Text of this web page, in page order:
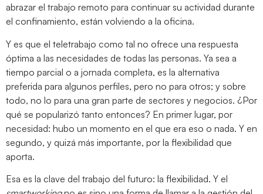
abrazar el trabajo remoto para continuar su actividad durante
el confinamiento, están volviendo a la oficina.
Y es que el teletrabajo como tal no ofrece una respuesta
óptima a las necesidades de todas las personas. Ya sea a
tiempo parcial o a jornada completa, es la alternativa
preferida para algunos perfiles, pero no para otros; y sobre
todo, no lo para una gran parte de sectores y negocios. ¿Por
qué se popularizó tanto entonces? En primer lugar, por
necesidad: hubo un momento en el que era eso o nada. Y en
segundo, y quizá más importante, por la flexibilidad que
aporta.
Esa es la clave del trabajo del futuro: la flexibilidad. Y el